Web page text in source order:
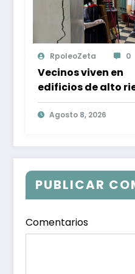
RpoleoZeta 0
Vecinos viven en
edificios de alto
tras terremotos:
y resiliència en
Agosto 8, 2026
PUBLICAR
Comentarios